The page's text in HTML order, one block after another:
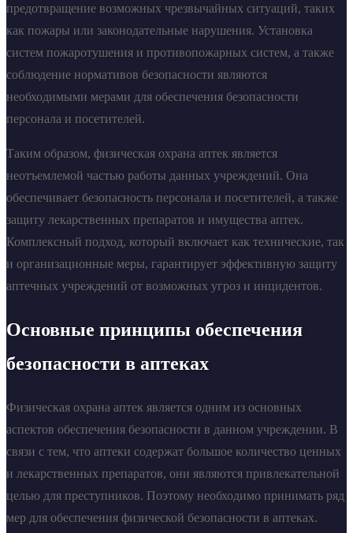
предотвращение возможных чрезвычайных ситуаций, таких
как пожары или законодательные нарушения. Установка
систем пожаротушения и противопожарных систем, а также
соблюдение нормативов безопасности являются
необходимыми мерами для обеспечения безопасности
персонала и посетителей.
Таким образом, физическая охрана аптек является
неотъемлемой частью работы данных учреждений. Она
обеспечивает безопасность персонала и посетителей, а также
защиту лекарственных препаратов и имущества аптек.
Комплексный подход, который включает как технические, так
и организационные меры, гарантирует эффективную защиту
аптечных учреждений от возможных угроз и инцидентов.
Основные принципы обеспечения
безопасности в аптеках
Физическая охрана аптек является одним из основных
аспектов обеспечения безопасности в данном учреждении. В
связи с тем, что аптеки содержат большое количество ценных
и лекарственных препаратов, они являются привлекательной
целью для преступников. Поэтому необходимо принимать ряд
мер для обеспечения физической безопасности в аптеках.